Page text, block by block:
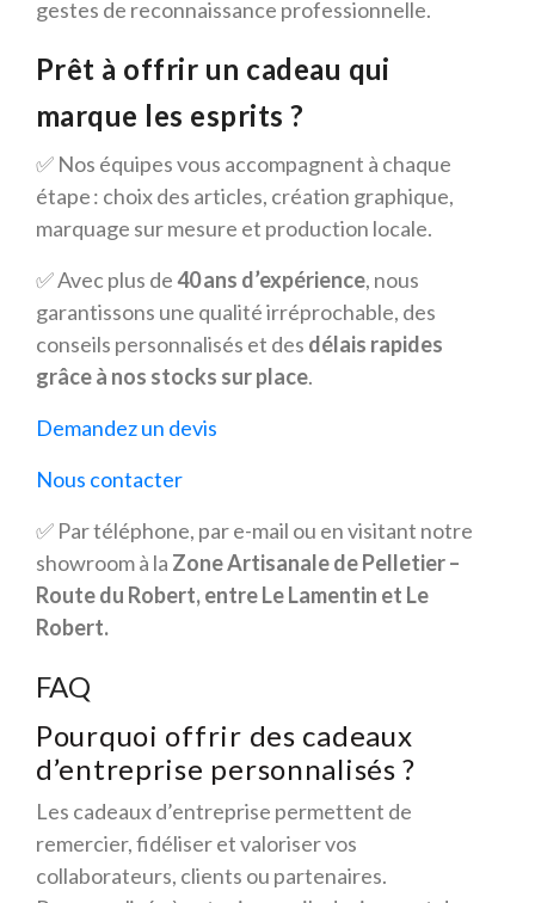
gestes de reconnaissance professionnelle.
Prêt à offrir un cadeau qui
marque les esprits ?
✅ Nos équipes vous accompagnent à chaque
étape : choix des articles, création graphique,
marquage sur mesure et production locale.
✅ Avec plus de40 ans d’expérience, nous
garantissons une qualité irréprochable, des
conseils personnalisés et des délais rapides
grâce à nos stocks sur place.
Demandez un devis
Nous contacter
✅ Par téléphone, par e-mail ou en visitant notre
showroom à la Zone Artisanale de Pelletier –
Route du Robert, entre Le Lamentin et Le
Robert.
FAQ
Pourquoi offrir des cadeaux
d’entreprise personnalisés ?
Les cadeaux d’entreprise permettent de
remercier, fidéliser et valoriser vos
collaborateurs, clients ou partenaires.